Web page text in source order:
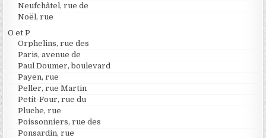
Neufchâtel, rue de
Noël, rue
O et P
Orphelins, rue des
Paris, avenue de
Paul Doumer, boulevard
Payen, rue
Peller, rue Martin
Petit-Four, rue du
Pluche, rue
Poissonniers, rue des
Ponsardin, rue